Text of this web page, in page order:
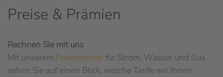
Preise & Prämien
Rechnen Sie mit uns
Mit unserem Preisrechnerfür Strom, Wasser und Gas
sehen Sie auf einen Blick, welche Tarife wir Ihnen